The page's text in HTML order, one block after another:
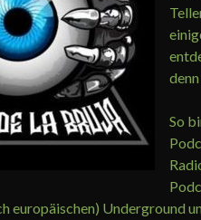
So
europäischen) Underground